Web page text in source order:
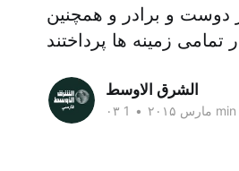
دوست و برادر و همچنین
الشرق الاوسط
۰۳ مارس ۲۰۱۵ • 1